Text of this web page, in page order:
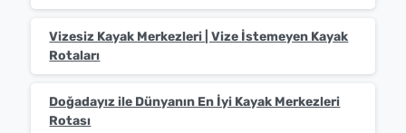
Vizesiz Kayak Merkezleri | Vize İstemeyen Kayak
Rotaları
Doğadayız ile Dünyanın En İyi Kayak Merkezleri
Rotası